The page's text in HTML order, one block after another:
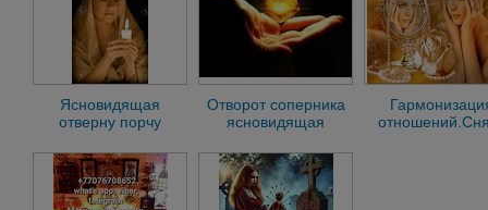
Ясновидящая
отверну порчу
приворот таро магия
Отворот соперника
ясновидящая
астролог 53